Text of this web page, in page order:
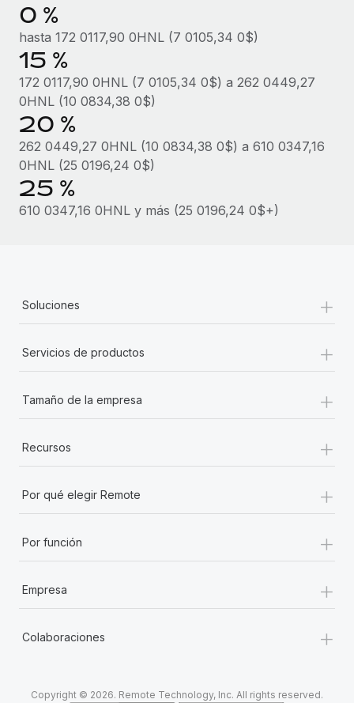
0 %
hasta 172 0117,90 0HNL (7 0105,34 0$)
15 %
172 0117,90 0HNL (7 0105,34 0$) a 262 0449,27
0HNL (10 0834,38 0$)
20 %
262 0449,27 0HNL (10 0834,38 0$) a 610 0347,16
0HNL (25 0196,24 0$)
25 %
610 0347,16 0HNL y más (25 0196,24 0$+)
Soluciones +
Servicios de productos +
Tamaño de la empresa +
Recursos +
Por qué elegir Remote +
Por función +
Empresa +
Colaboraciones +
Copyright © 2026. Remote Technology, Inc. All rights reserved.